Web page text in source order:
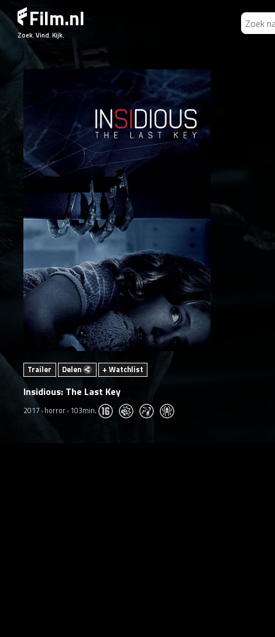
Film.nl
Zoek. Vind. Kijk.
Trailer Delen + Watchlist
Insidious: The Last Key
2017 horror 103min.